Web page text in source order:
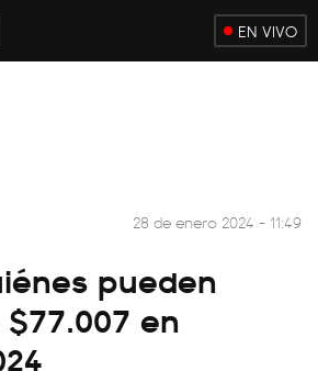
EN VIVO
28 de enero 2024 - 11:49
pueden
en